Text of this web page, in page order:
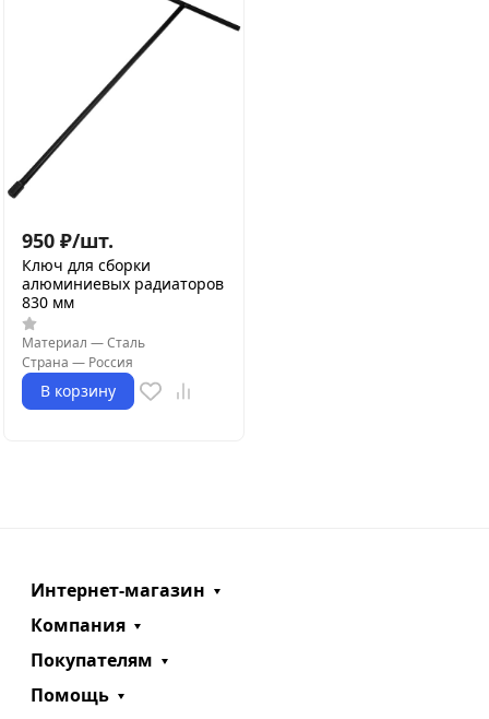
950 ₽/шт.
Ключ для сборки
алюминиевых радиаторов
830 мм
Материал —Сталь
Страна — Россия
В корзину
Интернет-магазин
Компания
Покупателям
Помощь